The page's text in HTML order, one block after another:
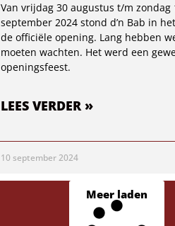
Van vrijdag 30 augustus t/m zondag
september 2024 stond d’n Bab in
de officiële opening. Lang hebben
moeten wachten. Het werd een
openingsfeest.
LEES VERDER »
10 september 2024
Meer laden